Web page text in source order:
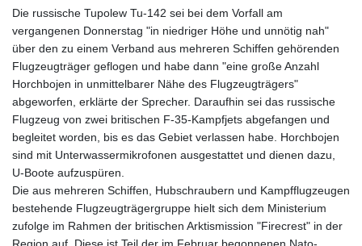
Die russische Tupolew Tu-142 sei bei dem Vorfall am
vergangenen Donnerstag "in niedriger Höhe und unnötig nah"
über den zu einem Verband aus mehreren Schiffen gehörenden
Flugzeugträger geflogen und habe dann "eine große Anzahl
Horchbojen in unmittelbarer Nähe des Flugzeugträgers"
abgeworfen, erklärte der Sprecher. Daraufhin sei das russische
Flugzeug von zwei britischen F-35-Kampfjets abgefangen und
begleitet worden, bis es das Gebiet verlassen habe. Horchbojen
sind mit Unterwassermikrofonen ausgestattet und dienen dazu,
U-Boote aufzuspüren.
Die aus mehreren Schiffen, Hubschraubern und Kampfflugzeugen
bestehende Flugzeugträgergruppe hielt sich dem Ministerium
zufolge im Rahmen der britischen Arktismission "Firecrest" in der